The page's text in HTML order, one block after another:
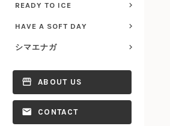
READY TO ICE
HAVE A SOFT DAY
シマエナガ
ABOUT US
CONTACT